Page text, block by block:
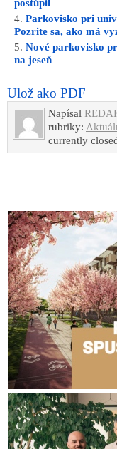
postúpil
Parkovisko pri
Pozrite sa, ako má
Nové parkovisko
na jeseň
Ulož ako PDF
Napísal
rubriky:
currently